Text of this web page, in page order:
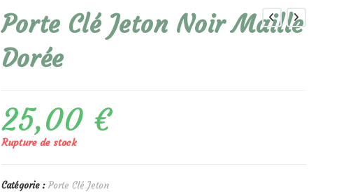
Porte Clé Jeton Noir Maille
Dorée
25,00 €
Rupture de stock
Catégorie : Porte Clé Jeton